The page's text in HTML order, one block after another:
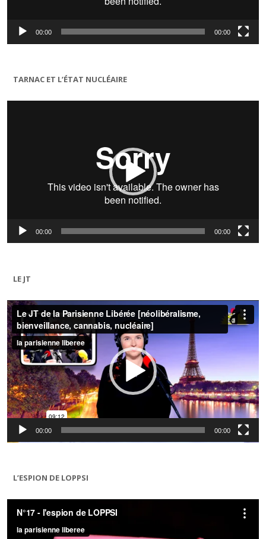
00:00 00:00
TARNAC ET L’ÉTAT NUCLÉAIRE
Lecteur
00:00 00:00
LE JT
Lecteur
vidéo
00:00 00:00
L’ESPION DE LOPPSI
Lecteur
vidéo